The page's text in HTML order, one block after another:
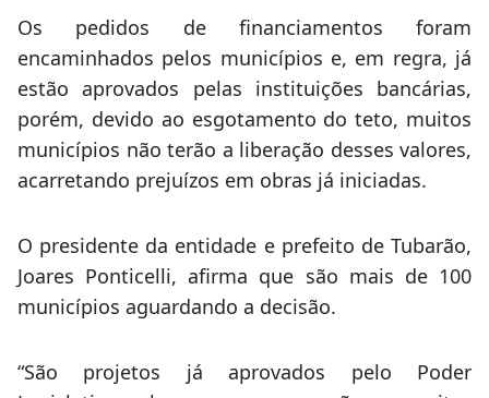
Os pedidos de financiamentos foram
encaminhados pelos municípios e, em regra, já
estão aprovados pelas instituições bancárias,
porém, devido ao esgotamento do teto, muitos
municípios não terão a liberação desses valores,
acarretando prejuízos em obras já iniciadas.
O presidente da entidade e prefeito de Tubarão,
Joares Ponticelli, afirma que são mais de 100
municípios aguardando a decisão.
“São projetos já aprovados pelo Poder